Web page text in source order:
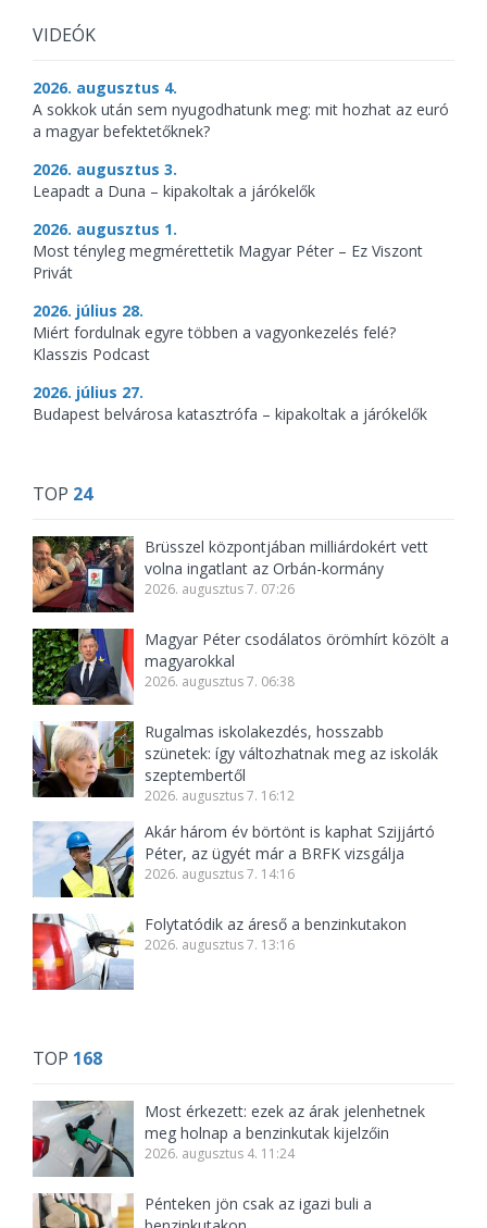
VIDEÓK
2026. augusztus 4.
A sokkok után sem nyugodhatunk meg: mit hozhat az euró
a magyar befektetőknek?
2026. augusztus 3.
Leapadt a Duna – kipakoltak a járókelők
2026. augusztus 1.
Most tényleg megmérettetik Magyar Péter – Ez Viszont
Privát
2026. július 28.
Miért fordulnak egyre többen a vagyonkezelés felé?
Klasszis Podcast
2026. július 27.
Budapest belvárosa katasztrófa – kipakoltak a járókelők
TOP 24
Brüsszel központjában milliárdokért vett
volna ingatlant az Orbán-kormány
2026. augusztus 7. 07:26
Magyar Péter csodálatos örömhírt közölt a
magyarokkal
2026. augusztus 7. 06:38
Rugalmas iskolakezdés, hosszabb
szünetek: így változhatnak meg az iskolák
szeptembertől
2026. augusztus 7. 16:12
Akár három év börtönt is kaphat Szijjártó
Péter, az ügyét már a BRFK vizsgálja
2026. augusztus 7. 14:16
Folytatódik az áreső a benzinkutakon
2026. augusztus 7. 13:16
TOP 168
Most érkezett: ezek az árak jelenhetnek
meg holnap a benzinkutak kijelzőin
2026. augusztus 4. 11:24
Pénteken jön csak az igazi buli a